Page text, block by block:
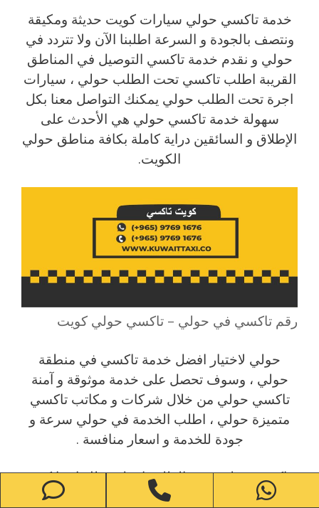
خدمة تاكسي حولي سيارات كويت حديثة ومكيقة
ونتصف بالجودة و السرعة اطلبنا الآن ولا تتردد في
حولي و نقدم خدمة تاكسي التوصيل في المناطق
القريبة اطلب تاكسي تحت الطلب حولي ، سيارات
اجرة تحت الطلب حولي يمكنك التواصل معنا بكل
سهولة خدمة تاكسي حولي هي الأحدث على
الإطلاق و السائقين دراية كاملة بكافة مناطق حولي
الكويت.
رقم تاكسي في حولي – تاكسي حولي كويت
حولي لاختيار افضل خدمة تاكسي في منطقة
حولي ، وسوف تحصل على خدمة موثوقة و آمنة
تاكسي حولي من خلال شركات و مكاتب تاكسي
متميزة حولي ، اطلب الخدمة في حولي سرعة و
جودة للخدمة و اسعار منافسة .
تاكسي حولي تحت الطلب اتصل نصلك اينما كنت
وبأسرع وقت ارخص تاكسي في جميع مناطق
WhatsApp